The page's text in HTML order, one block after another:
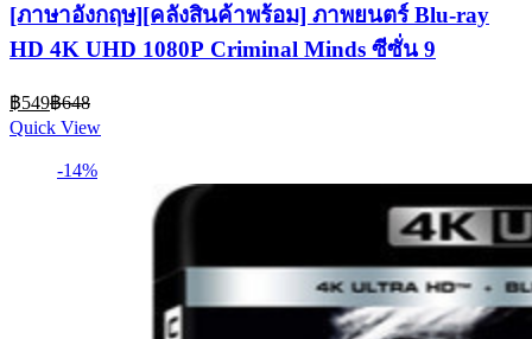
[ภาษาอังกฤษ][คลังสินค้าพร้อม] ภาพยนตร์ Blu-ray
HD 4K UHD 1080P Criminal Minds ซีซั่น 9
฿549Current
price
is:
฿549.
฿648
was:
฿648.
Quick View
-14%